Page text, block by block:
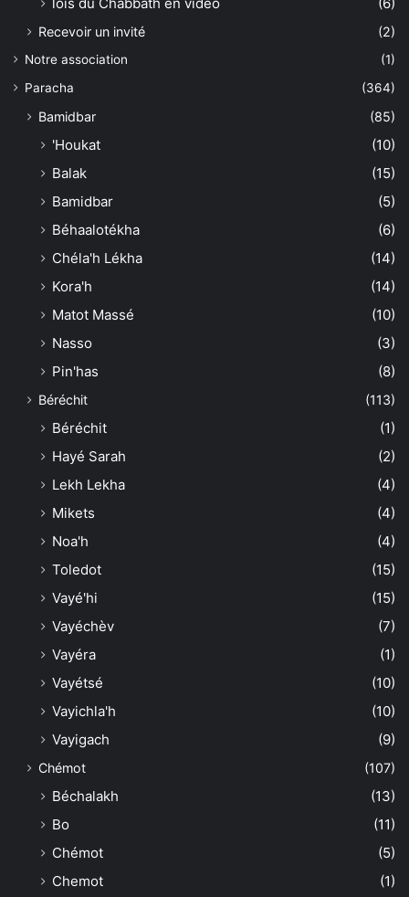
lois du Chabbath en vidéo (6)
Recevoir un invité (2)
Notre association
(1)
Paracha
(364)
Bamidbar (85)
'Houkat
(10)
Balak
(15)
Bamidbar
(5)
Béhaalotékha
(6)
Chéla'h Lékha
(14)
Kora'h
(14)
Matot Massé
(10)
Nasso
(3)
Pin'has
(8)
Béréchit (113)
Béréchit
(1)
Hayé Sarah
(2)
Lekh Lekha
(4)
Mikets
(4)
Noa'h
(4)
Toledot
(15)
Vayé'hi
(15)
Vayéchèv
(7)
Vayéra
(1)
Vayétsé
(10)
Vayichla'h
(10)
Vayigach
(9)
Chémot (107)
Béchalakh
(13)
Bo
(11)
Chémot
(5)
Chemot
(1)